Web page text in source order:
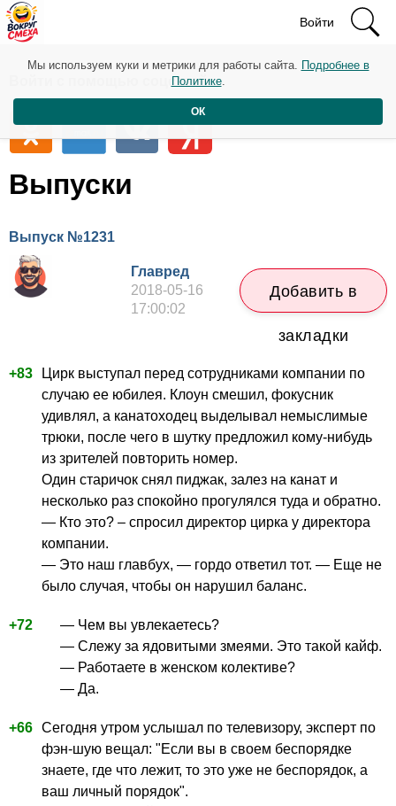
Войти
Войти с помощью соцсетей
Выпуски
Выпуск №1231
Главред
2018-05-16
17:00:02
Добавить в
закладки
+83
Цирк выступал перед сотрудниками компании по
случаю ее юбилея. Клоун смешил, фокусник
удивлял, а канатоходец выделывал немыслимые
трюки, после чего в шутку предложил кому-нибудь
из зрителей повторить номер.
Один старичок снял пиджак, залез на канат и
несколько раз спокойно прогулялся туда и обратно.
— Кто это? – спросил директор цирка у директора
компании.
— Это наш главбух, — гордо ответил тот. — Еще не
было случая, чтобы он нарушил баланс.
+72
— Чем вы увлекаетесь?
— Слежу за ядовитыми змеями. Это такой кайф.
— Работаете в женском колективе?
— Да.
+66 Сегодня утром услышал по телевизору, эксперт по
фэн-шую вещал: "Если вы в своем беспорядке
знаете, где что лежит, то это уже не беспорядок, а
ваш личный порядок".
Мы используем куки и метрики для работы сайта. Подробнее в
Политике.
ОК